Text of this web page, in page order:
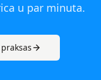
u par minuta.
s